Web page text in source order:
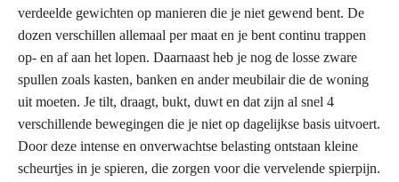
verdeelde gewichten op manieren die je niet gewend bent. De
dozen verschillen allemaal per maat en je bent continu trappen
op- en af aan het lopen. Daarnaast heb je nog de losse zware
spullen zoals kasten, banken en ander meubilair die de woning
uit moeten. Je tilt, draagt, bukt, duwt en dat zijn al snel 4
verschillende bewegingen die je niet op dagelijkse basis uitvoert.
Door deze intense en onverwachtse belasting ontstaan kleine
scheurtjes in je spieren, die zorgen voor die vervelende spierpijn.